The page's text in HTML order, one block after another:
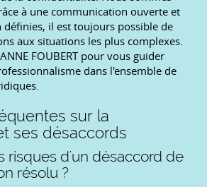
à une communication ouverte et
définies, il est toujours possible de
aux situations les plus complexes.
FOUBERT pour vous guider
dans l'ensemble de
sur la
ses désaccords
risques d'un désaccord de
résolu ?